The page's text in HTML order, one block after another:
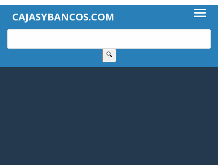
CAJASYBANCOS.COM
🔍